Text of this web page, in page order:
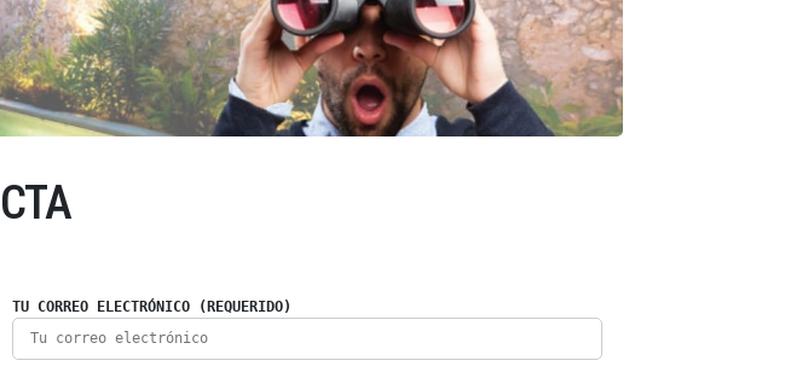
TU CORREO ELECTRÓNICO (REQUERIDO)